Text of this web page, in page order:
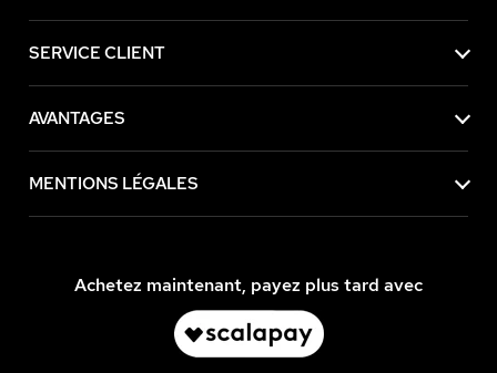
SERVICE CLIENT
AVANTAGES
MENTIONS LÉGALES
Achetez maintenant, payez plus tard avec